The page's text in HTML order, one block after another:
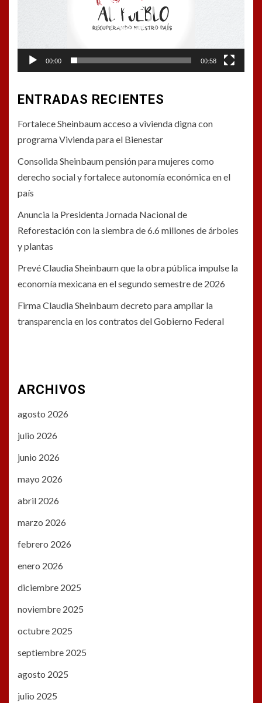
00:00 00:58
ENTRADAS RECIENTES
Fortalece Sheinbaum acceso a vivienda digna con
programa Vivienda para el Bienestar
Consolida Sheinbaum pensión para mujeres como
derecho social y fortalece autonomía económica en el
país
Anuncia la Presidenta Jornada Nacional de
Reforestación con la siembra de 6.6 millones de árboles
y plantas
Prevé Claudia Sheinbaum que la obra pública impulse la
economía mexicana en el segundo semestre de 2026
Firma Claudia Sheinbaum decreto para ampliar la
transparencia en los contratos del Gobierno Federal
ARCHIVOS
agosto 2026
julio 2026
junio 2026
mayo 2026
abril 2026
marzo 2026
febrero 2026
enero 2026
diciembre 2025
noviembre 2025
octubre 2025
septiembre 2025
agosto 2025
julio 2025